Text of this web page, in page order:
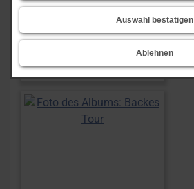
Auswahl bestätigen
Ablehnen